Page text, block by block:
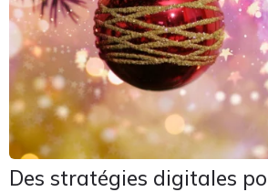
Des stratégies digitales